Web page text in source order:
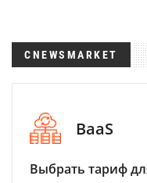
CNEWSMARKET
BaaS
Выбрать тариф